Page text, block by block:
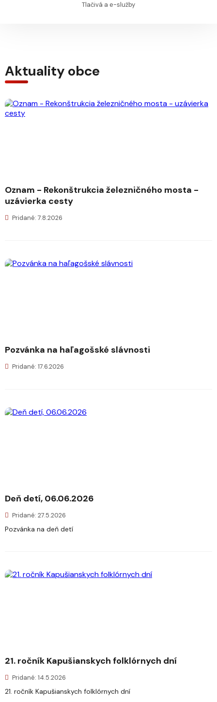
Tlačivá a e-služby
Aktuality obce
Oznam - Rekonštrukcia železničného mosta -
uzávierka cesty
Pridané: 7.8.2026
Pozvánka na haľagošské slávnosti
Pridané: 17.6.2026
Deň detí, 06.06.2026
Pridané: 27.5.2026
Pozvánka na deň detí
21. ročník Kapušianskych folklórnych dní
Pridané: 14.5.2026
21. ročník Kapušianskych folklórnych dní